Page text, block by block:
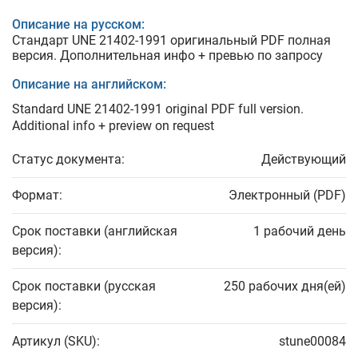
Описание на русском:
Стандарт UNE 21402-1991 оригинальный PDF полная
версия. Дополнительная инфо + превью по запросу
Описание на английском:
Standard UNE 21402-1991 original PDF full version.
Additional info + preview on request
Статус документа: Действующий
Формат: Электронный (PDF)
Срок поставки (английская
версия):
1 рабочий день
Срок поставки (русская
версия):
250 рабочих дня(ей)
Артикул (SKU): stune00084